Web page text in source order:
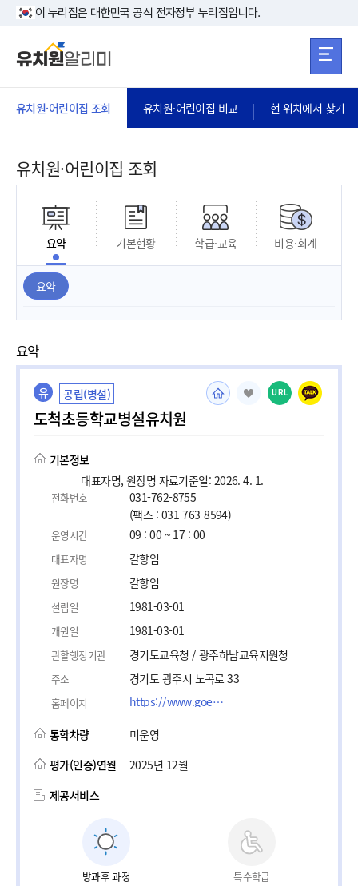
본문 바로가기
이 누리집은 대한민국 공식 전자정부 누리집입니다.
유치원·어린이집 조회 유치원·어린이집 비교 현 위치에서 찾기
유치원·어린이집 조회
요약 기본현황 학급·교육 비용·회계
요약
요약
유 공립(병설)
도척초등학교병설유치원
URL
기본정보
대표자명, 원장명 자료기준일: 2026. 4. 1.
전화번호
031-762-8755
(팩스 : 031-763-8594)
운영시간 09 : 00 ~ 17 : 00
대표자명 갈향임
원장명 갈향임
설립일 1981-03-01
개원일 1981-03-01
관할행정기관 경기도교육청 / 광주하남교육지원청
주소 경기도 광주시 노곡로 33
홈페이지 https://www.goegh.kr/docheok-e/main.do
통학차량
미운영
평가(인증)연월
2025년 12월
제공서비스
방과후 과정 특수학급